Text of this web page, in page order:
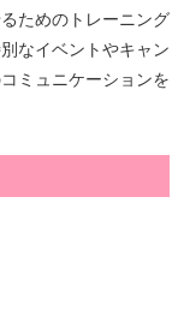
ためのトレーニング
なイベントやキャン
ミュニケーションを